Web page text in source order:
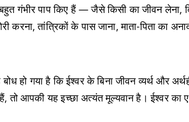
गंभीर पाप किए हैं — जैसे किसी का जीवन लेना,
करना, तांत्रिकों के पास जाना, माता-पिता का
हो गया है कि ईश्वर के बिना जीवन व्यर्थ
तो आपकी यह इच्छा अत्यंत मूल्यवान है। ईश्वर